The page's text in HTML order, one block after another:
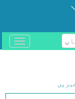
باز
و